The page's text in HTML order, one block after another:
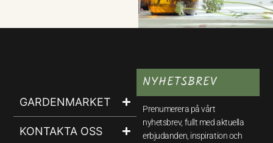
GARDENMARKET
KONTAKTA OSS
NYHETSBREV
Prenumerera på vårt
nyhetsbrev, fullt med aktuella
erbjudanden, inspiration och